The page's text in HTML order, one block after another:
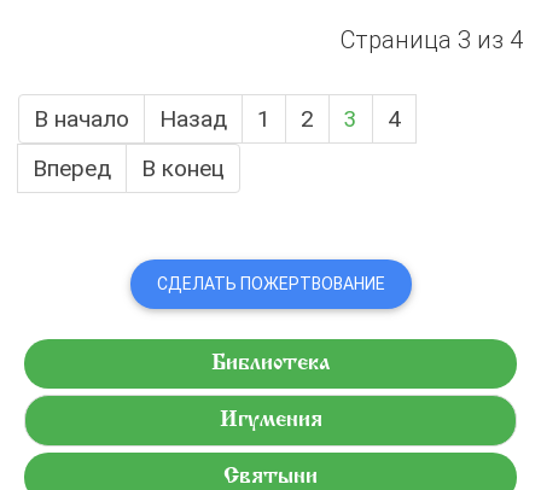
Страница 3 из 4
В начало Назад 1 2 3
4
Вперед
В конец
СДЕЛАТЬ ПОЖЕРТВОВАНИЕ
Библиотека
Игумения
Святыни